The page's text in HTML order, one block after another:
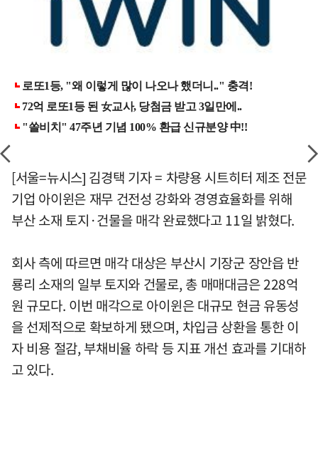
[서울=뉴시스] 김경택 기자 = 차량용 시트히터 제조 전문
기업 아이윈은 재무 건전성 강화와 경영효율화를 위해
부산 소재 토지·건물을 매각 완료했다고 11일 밝혔다.
회사 측에 따르면 매각 대상은 부산시 기장군 장안읍 반
룡리 소재의 일부 토지와 건물로, 총 매매대금은 228억
원 규모다. 이번 매각으로 아이윈은 대규모 현금 유동성
을 선제적으로 확보하게 됐으며, 차입금 상환을 통한 이
자 비용 절감, 부채비율 하락 등 지표 개선 효과를 기대하
고 있다.